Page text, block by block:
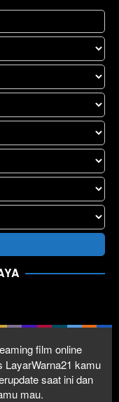
film online
LayarWarna21 kamu
saat ini dan
mau.